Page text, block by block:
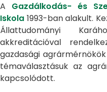
A Gazdálkodás- és
Iskola 1993-ban alakult.
Állattudományi
akkreditációval
gazdasági
témaválasztásuk az
kapcsolódott.